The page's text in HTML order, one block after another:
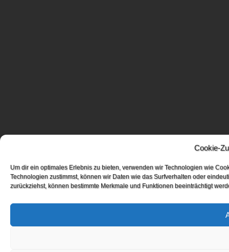
Cookie-
Um dir ein optimales Erlebnis zu bieten, verwenden wir Technologien wie
Technologien zustimmst, können wir Daten wie das Surfverhalten oder
zurückziehst, können bestimmte Merkmale und Funktionen beeinträchtigt